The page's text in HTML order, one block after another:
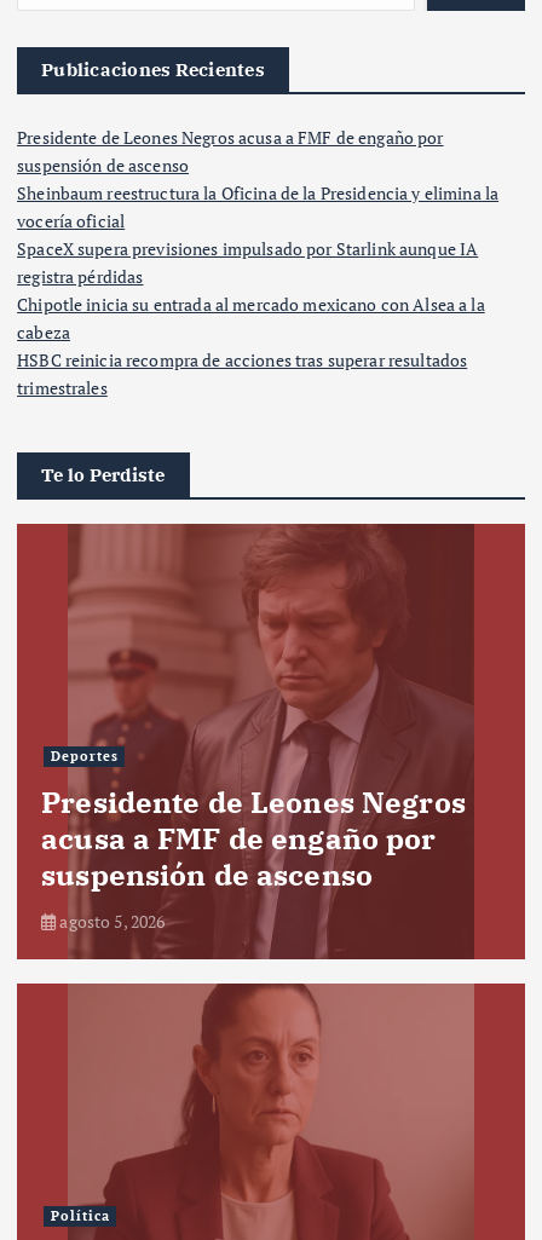
Publicaciones Recientes
Presidente de Leones Negros acusa a FMF de engaño por
suspensión de ascenso
Sheinbaum reestructura la Oficina de la Presidencia y elimina la
vocería oficial
SpaceX supera previsiones impulsado por Starlink aunque IA
registra pérdidas
Chipotle inicia su entrada al mercado mexicano con Alsea a la
cabeza
HSBC reinicia recompra de acciones tras superar resultados
trimestrales
Te lo Perdiste
Deportes
Presidente de Leones Negros
acusa a FMF de engaño por
suspensión de ascenso
agosto 5, 2026
Política